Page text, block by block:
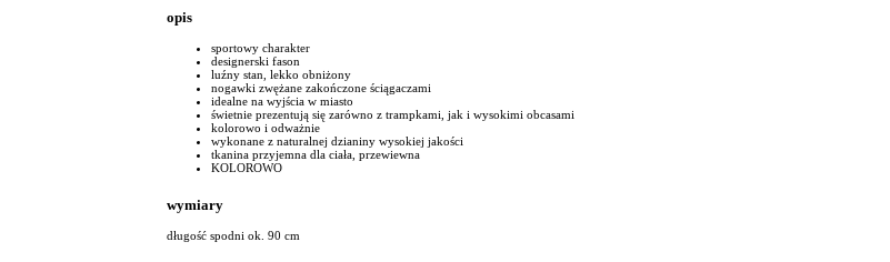
opis
sportowy charakter
designerski fason
luźny stan, lekko obniżony
nogawki zwężane zakończone ściągaczami
idealne na wyjścia w miasto
świetnie prezentują się zarówno z trampkami, jak i wysokimi obcasami
kolorowo i odważnie
wykonane z naturalnej dzianiny wysokiej jakości
tkanina przyjemna dla ciała, przewiewna
KOLOROWO
wymiary
długość spodni ok. 90 cm